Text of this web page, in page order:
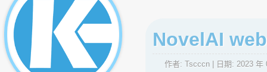
NovelAI
作者: Tscccn | 日期: 2023 年